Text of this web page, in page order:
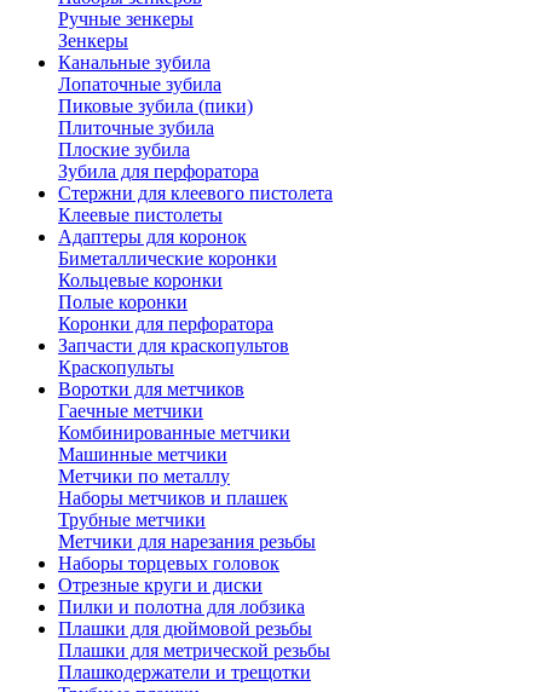
Ручные зенкеры
Зенкеры
Канальные зубила
Лопаточные зубила
Пиковые зубила (пики)
Плиточные зубила
Плоские зубила
Зубила для перфоратора
Стержни для клеевого пистолета
Клеевые пистолеты
Адаптеры для коронок
Биметаллические коронки
Кольцевые коронки
Полые коронки
Коронки для перфоратора
Запчасти для краскопультов
Краскопульты
Воротки для метчиков
Гаечные метчики
Комбинированные метчики
Машинные метчики
Метчики по металлу
Наборы метчиков и плашек
Трубные метчики
Метчики для нарезания резьбы
Наборы торцевых головок
Отрезные круги и диски
Пилки и полотна для лобзика
Плашки для дюймовой резьбы
Плашки для метрической резьбы
Плашкодержатели и трещотки